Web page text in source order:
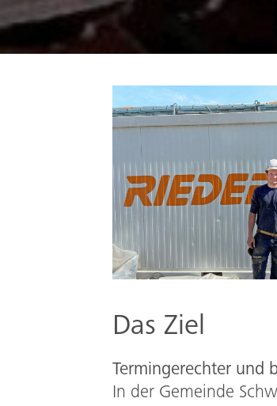
Das Ziel
Termingerechter und
In der Gemeinde